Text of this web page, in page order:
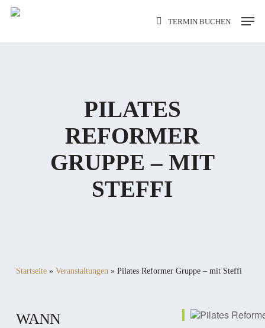
Skip
TERMIN BUCHEN
Menu
PILATES
REFORMER
GRUPPE – MIT
STEFFI
Startseite» Veranstaltungen» Pilates Reformer Gruppe – mit Steffi
WANN